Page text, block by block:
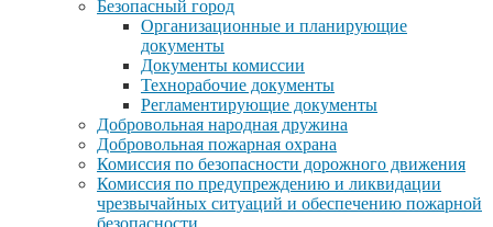
Безопасный город
Организационные и планирующие
документы
Документы комиссии
Технорабочие документы
Регламентирующие документы
Добровольная народная дружина
Добровольная пожарная охрана
Комиссия по безопасности дорожного движения
Комиссия по предупреждению и ликвидации
чрезвычайных ситуаций и обеспечению пожарной
безопасности